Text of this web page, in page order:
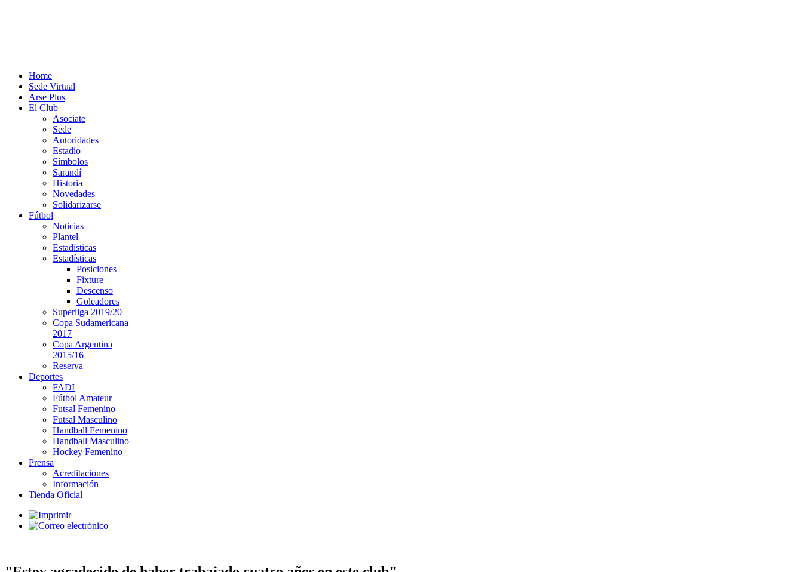
Home
Sede Virtual
Arse Plus
El Club
Asociate
Sede
Autoridades
Estadio
Símbolos
Sarandí
Historia
Novedades
Solidarizarse
Fútbol
Noticias
Plantel
Estadísticas
Estadísticas
Posiciones
Fixture
Descenso
Goleadores
Superliga 2019/20
Copa Sudamericana
2017
Copa Argentina
2015/16
Reserva
Deportes
FADI
Fútbol Amateur
Futsal Femenino
Futsal Masculino
Handball Femenino
Handball Masculino
Hockey Femenino
Prensa
Acreditaciones
Información
Tienda Oficial